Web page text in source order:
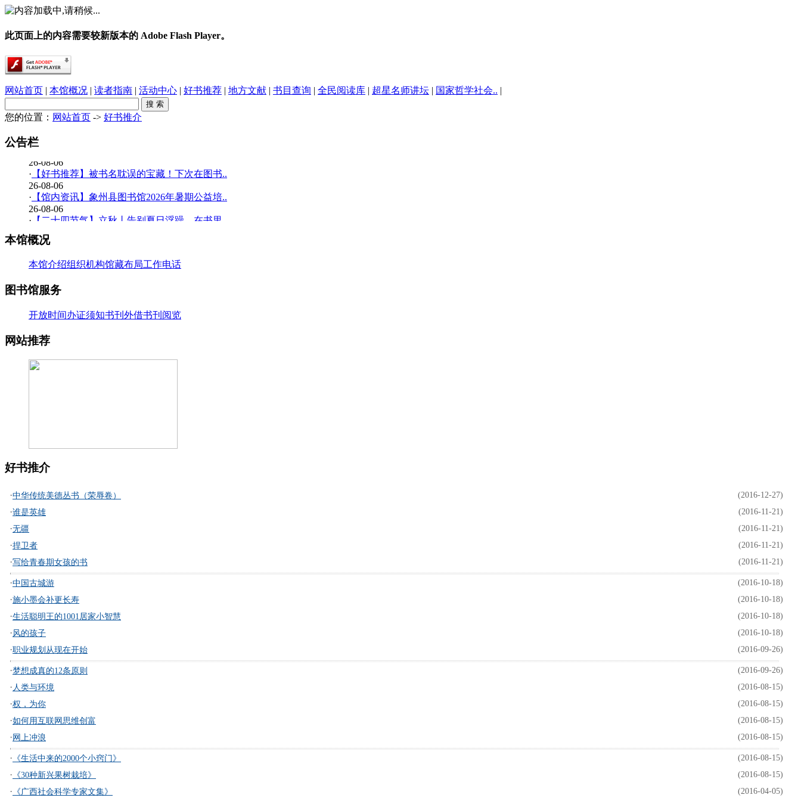
此页面上的内容需要较新版本的 Adobe Flash Player。
网站首页 | 本馆概况 | 读者指南 | 活动中心 | 好书推荐 | 地方文献 | 书目查询 | 全民阅读库 | 超星名师讲坛 | 国家哲学社会.. |
您的位置： 网站首页 -> 好书推介
公告栏
春雨润乡土，书香伴童行——象州县文化广电..
26-08-06
·【少儿多媒体图书馆】背了八百遍《出师表》..
26-08-06
· 【好书推荐】被书名耽误的宝藏！下次在图书..
26-08-06
· 【馆内资讯】象州县图书馆2026年暑期公益培..
26-08-06
· 【二十四节气】立秋丨告别夏日浮躁，在书里..
·【少儿多媒体图书馆】边画边学！超有趣的少..
·【暑期公益培训班】象州县图书馆2026年暑期..
·【好书推荐】大暑天容易犯困？这些“烧脑”..
·【共读八桂-乡音童韵】广西桂林图书馆“共读..
26-07-20
·【二十四节气】大暑-_-大暑至-夏更浓
26-07-20
本馆概况
本馆介绍组织机构馆藏布局工作电话
图书馆服务
开放时间办证须知书刊外借书刊阅览
网站推荐
好书推介
·中华传统美德丛书（荣辱卷） (2016-12-27)
·谁是英雄 (2016-11-21)
·无疆 (2016-11-21)
·捍卫者 (2016-11-21)
·写给青春期女孩的书 (2016-11-21)
·中国古城游 (2016-10-18)
·施小墨会补更长寿 (2016-10-18)
·生活聪明王的1001居家小智慧 (2016-10-18)
· 风的孩子 (2016-10-18)
·职业规划从现在开始 (2016-09-26)
·梦想成真的12条原则 (2016-09-26)
· 人类与环境 (2016-08-15)
·权，为你 (2016-08-15)
·如何用互联网思维创富 (2016-08-15)
·网上冲浪 (2016-08-15)
· 《生活中来的2000个小窍门》 (2016-08-15)
· 《30种新兴果树栽培》 (2016-08-15)
· 《广西社会科学专家文集》 (2016-04-05)